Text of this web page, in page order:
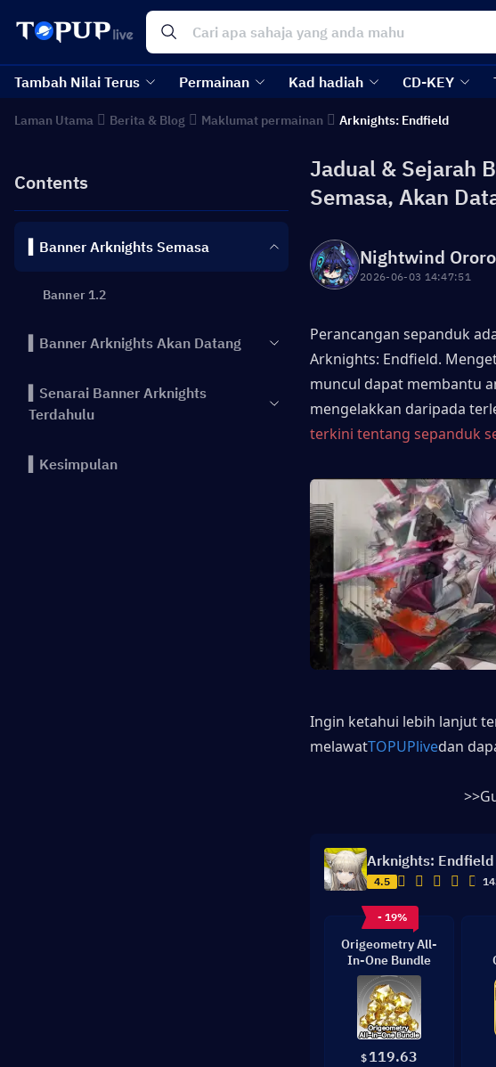
Tambah Nilai Terus Permainan Kad hadiah CD-KEY
Laman Utama Berita & Blog Maklumat permainan Arknights: Endfield
Contents
▍Banner Arknights Semasa
Banner 1.2
▍Banner Arknights Akan Datang
▍Senarai Banner Arknights
Terdahulu
▍Kesimpulan
Jadual & Sejarah
Semasa, Akan
Nightwind
2026-06-03 14:47:51
Perancangan sepanduk
Arknights: Endfield.
muncul dapat membantu
mengelakkan daripada
terkini tentang sepanduk
Ingin ketahui lebih lanjut
melawatTOPUPlivedan
Arknights: Endfield
4.5
- 19%
Origeometry All-
In-One Bundle
$ 119.63